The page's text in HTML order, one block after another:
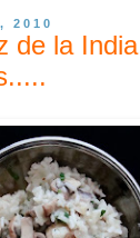
2010
de la